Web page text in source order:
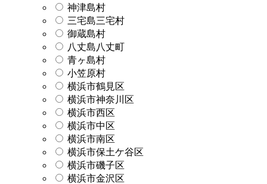
神津島村
三宅島三宅村
御蔵島村
八丈島八丈町
青ヶ島村
小笠原村
横浜市鶴見区
横浜市神奈川区
横浜市西区
横浜市中区
横浜市南区
横浜市保土ケ谷区
横浜市磯子区
横浜市金沢区